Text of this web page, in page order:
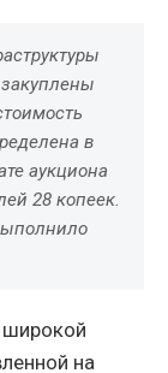
в
аукциона
28 копеек.
широкой
на